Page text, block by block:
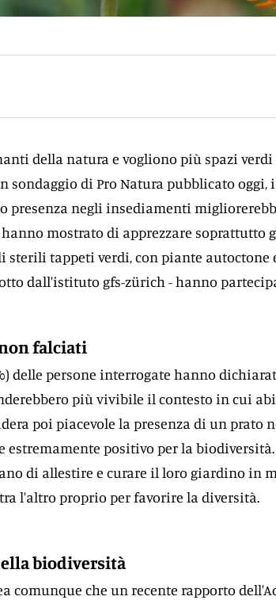
della natura e vogliono più spazi
sondaggio di Pro Natura pubblicato oggi,
presenza negli insediamenti
mostrato di apprezzare soprattutto
tappeti verdi, con piante autoctone
dall'istituto gfs-zürich - hanno
falciati
delle persone interrogate hanno
più vivibile il contesto in cui
poi piacevole la presenza di un prato
estremamente positivo per la biodiversità.
di allestire e curare il loro giardino in
l'altro proprio per favorire la diversità.
biodiversità
comunque che un recente rapporto